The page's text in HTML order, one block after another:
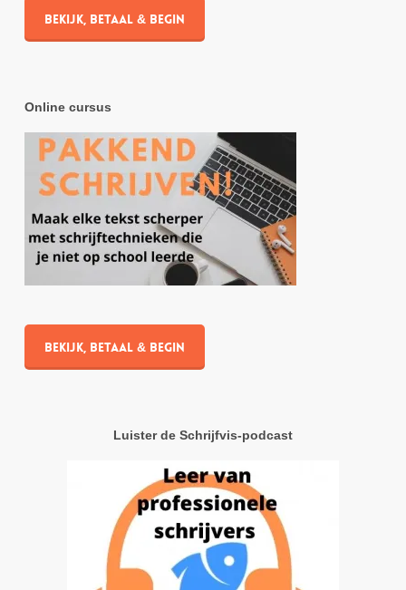
Bekijk, betaal & begin
Online cursus
Bekijk, betaal & begin
Luister de Schrijfvis-podcast